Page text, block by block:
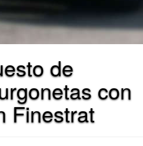
de
con
Finestrat